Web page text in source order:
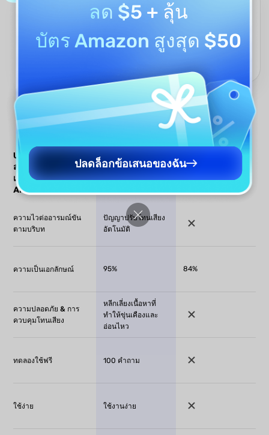
เข้ากับวัฒนธรรมและเข้าใจบริบท
ไม่ว่าคุณจะล้อเล่นเพื่อนออนไลน์, หัวเราะกันในกลุ่มแชทสากล, หรือ
เยาะแย้งคนในคอมมูนิตี้แฟนดอม UPDF AI เครื่องสร้างคำเยาะแย้ง
เข้าใจท่าทาง, สแลง, และรายละเอียดวัฒนธรรม คำเยาะแย้งของคุณ
UPDF AI เครื่องมือ
สร้าง Roast เทียบกับ
เครื่องมือสร้าง Roast
AI อื่นๆ
UPDF AI เครื่อง
มือสร้าง Roast
เครื่องมือสร้าง
Roast อื่นๆ
ความไวต่ออารมณ์ขัน
ตามบริบท
ปัญญาปรับโทนเสียง
อัตโนมัติ
ความเป็นเอกลักษณ์ 95% 84%
ความปลอดภัย & การ
ควบคุมโทนเสียง
หลีกเลี่ยงเนื้อหาที่
ทำให้ขุ่นเคืองและ
อ่อนไหว
ทดลองใช้ฟรี 100 คำถาม
ใช้ง่าย ใช้งานง่าย
ลด $5 + ลุ้น
บัตร Amazon สูงสุด $50
ปลดล็อกข้อเสนอของฉัน